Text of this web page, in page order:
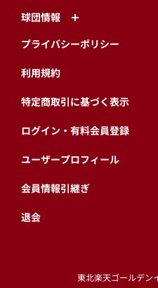
球団情報
プライバシーポリシー
利用規約
特定商取引に基づく表示
ログイン・有料会員登録
ユーザープロフィール
会員情報引継ぎ
退会
東北楽天ゴールデン